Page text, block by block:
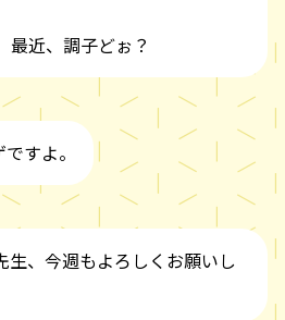
最近、調子どぉ？
すよ。
生、今週もよろしくお願いし